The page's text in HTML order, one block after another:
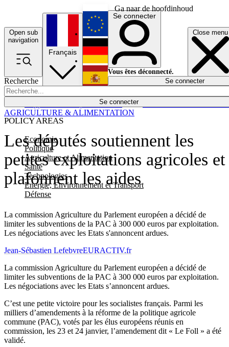
Ga naar de hoofdinhoud
Open sub
navigation
Close menu
Recherche
Se connecter
POLICY AREAS
Economie
Politique
Agriculture et Alimentation
Santé
Technologies
Energie, Environnement et Transport
Défense
Économie
Français
English
Deutsch
Español
Se connecter
Vous êtes déconnecté.
Se connecter
Les députés soutiennent les
petites exploitations agricoles et
plafonnent les aides
La commission Agriculture du Parlement européen a décidé de
limiter les subventions de la PAC à 300 000 euros par exploitation.
Les négociations avec les Etats s'annoncent ardues.
AGRICULTURE & ALIMENTATION
Jean-Sébastien LefebvreEURACTIV.fr
La commission Agriculture du Parlement européen a décidé de
limiter les subventions de la PAC à 300 000 euros par exploitation.
Les négociations avec les Etats s’annoncent ardues.
C’est une petite victoire pour les socialistes français. Parmi les
milliers d’amendements à la réforme de la politique agricole
commune (PAC), votés par les élus européens réunis en
commission, les 23 et 24 janvier, l’amendement dit « Le Foll » a été
validé.